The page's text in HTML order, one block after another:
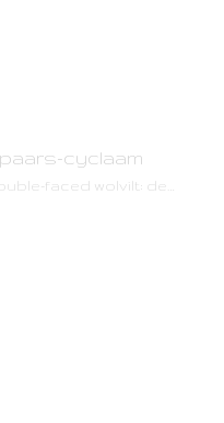
cyclaam
faced wolvilt: de…